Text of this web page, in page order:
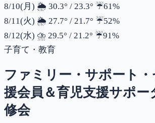
8/10(月) 🌦️ 30.3° / 23.3° ☔降水確率
61%
8/11(火) 🌦️ 27.7° / 21.7° ☔降水確率
52%
8/12(水) ⛈️ 29.5° / 21.2° ☔降水確率
91%
子育て・教育
ファミリー・サポート
援会員＆育児支援サポー
修会